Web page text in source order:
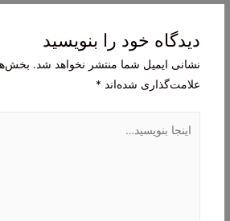
دیدگاه‌ خود را بنویسید
نشانی ایمیل شما منتشر نخواهد شد.
علامت‌گذاری شده‌اند *
بنویسید…